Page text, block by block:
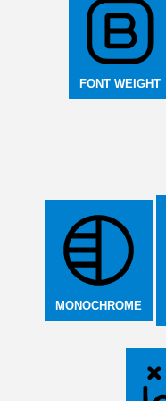
FONT WEIGHT
MONOCHROME